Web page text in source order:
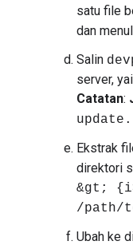
satu file
dan
Salin
server,
Catatan:
Ekstrak
direktori
&gt;
/path/
Ubah ke